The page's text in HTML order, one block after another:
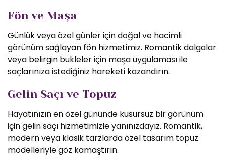
Fön ve Maşa
Günlük veya özel günler için doğal ve hacimli
görünüm sağlayan fön hizmetimiz. Romantik dalgalar
veya belirgin bukleler için maşa uygulaması ile
saçlarınıza istediğiniz hareketi kazandırın.
Gelin Saçı ve Topuz
Hayatınızın en özel gününde kusursuz bir görünüm
için gelin saçı hizmetimizle yanınızdayız. Romantik,
modern veya klasik tarzlarda özel tasarım topuz
modelleriyle göz kamaştırın.